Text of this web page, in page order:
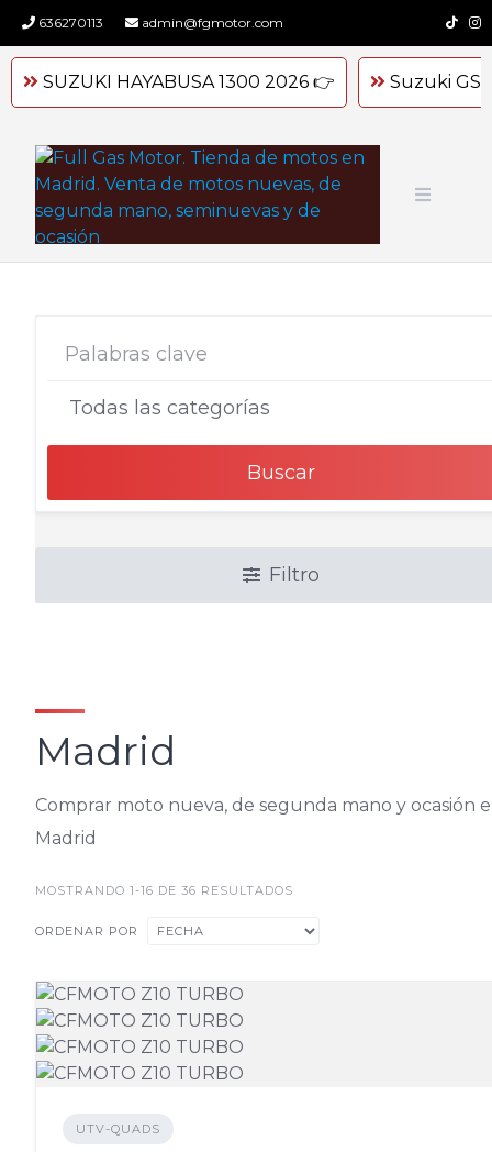
636270113 admin@fgmotor.com
SUZUKI HAYABUSA 1300 2026 👉 Suzuki
Skip
content
Buscar
Filtro
Madrid
Comprar moto nueva, de segunda mano y ocasión
Madrid
MOSTRANDO 1-16 DE 36 RESULTADOS
ORDENAR POR
UTV-QUADS